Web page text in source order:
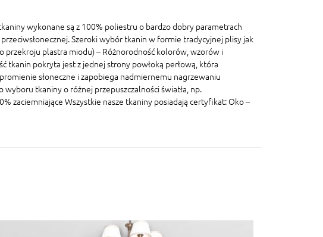
wykonane są z 100% poliestru o bardzo dobry parametrach
Szeroki wybór tkanin w formie tradycyjnej plisy jak
przekroju plastra miodu) – Różnorodność kolorów, wzorów i
tkanin pokryta jest z jednej strony powłoką perłową, która
słoneczne i zapobiega nadmiernemu nagrzewaniu
wyboru tkaniny o różnej przepuszczalności światła, np.
zaciemniające Wszystkie nasze tkaniny posiadają certyfikat: Oko –